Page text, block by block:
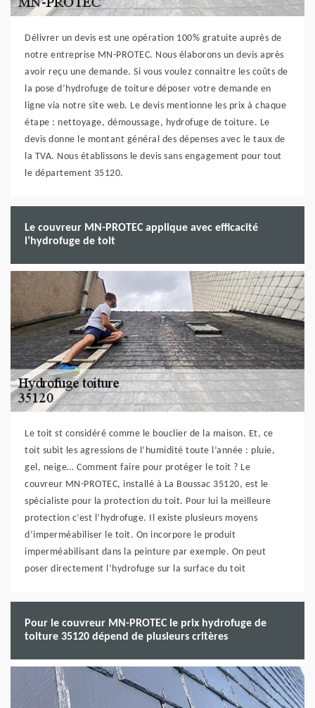
Délivrer un devis est une opération 100% gratuite auprès de
notre entreprise MN-PROTEC. Nous élaborons un devis après
avoir reçu une demande. Si vous voulez connaitre les coûts de
la pose d’hydrofuge de toiture déposer votre demande en
ligne via notre site web. Le devis mentionne les prix à chaque
étape : nettoyage, démoussage, hydrofuge de toiture. Le
devis donne le montant général des dépenses avec le taux de
la TVA. Nous établissons le devis sans engagement pour tout
le département 35120.
Le couvreur MN-PROTEC applique avec efficacité
l’hydrofuge de toit
Le toit st considéré comme le bouclier de la maison. Et, ce
toit subit les agressions de l’humidité toute l’année : pluie,
gel, neige… Comment faire pour protéger le toit ? Le
couvreur MN-PROTEC, installé à La Boussac 35120, est le
spécialiste pour la protection du toit. Pour lui la meilleure
protection c’est l’hydrofuge. Il existe plusieurs moyens
d’imperméabiliser le toit. On incorpore le produit
imperméabilisant dans la peinture par exemple. On peut
poser directement l’hydrofuge sur la surface du toit
Pour le couvreur MN-PROTEC le prix hydrofuge de
toiture 35120 dépend de plusieurs critères